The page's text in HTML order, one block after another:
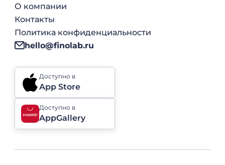
О компании
Контакты
Политика конфиденциальности
hello@finolab.ru
Доступно в
App Store
Доступно в
AppGallery